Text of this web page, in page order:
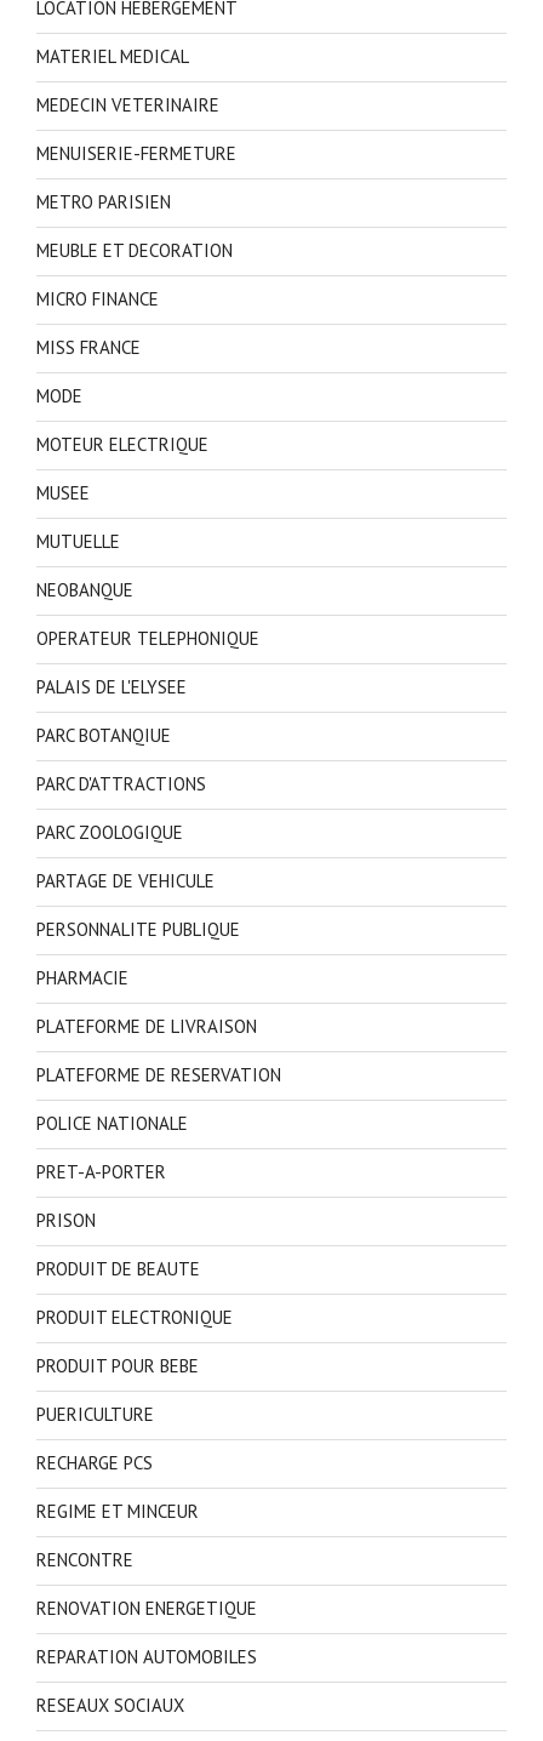
LOCATION HEBERGEMENT
MATERIEL MEDICAL
MEDECIN VETERINAIRE
MENUISERIE-FERMETURE
METRO PARISIEN
MEUBLE ET DECORATION
MICRO FINANCE
MISS FRANCE
MODE
MOTEUR ELECTRIQUE
MUSEE
MUTUELLE
NEOBANQUE
OPERATEUR TELEPHONIQUE
PALAIS DE L'ELYSEE
PARC BOTANQIUE
PARC D'ATTRACTIONS
PARC ZOOLOGIQUE
PARTAGE DE VEHICULE
PERSONNALITE PUBLIQUE
PHARMACIE
PLATEFORME DE LIVRAISON
PLATEFORME DE RESERVATION
POLICE NATIONALE
PRET-A-PORTER
PRISON
PRODUIT DE BEAUTE
PRODUIT ELECTRONIQUE
PRODUIT POUR BEBE
PUERICULTURE
RECHARGE PCS
REGIME ET MINCEUR
RENCONTRE
RENOVATION ENERGETIQUE
REPARATION AUTOMOBILES
RESEAUX SOCIAUX